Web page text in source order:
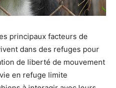
principaux facteurs de
dans des refuges pour
de liberté de mouvement
en refuge limite